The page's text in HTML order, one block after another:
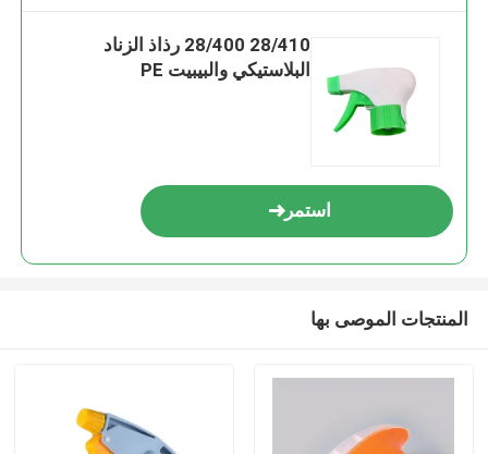
28/410 28/400 رذاذ الزناد
البلاستيكي والبيبيت PE
استمر
المنتجات الموصى بها